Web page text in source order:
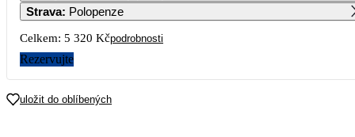
5
2 660
6 7
2 660
8 9 10 11
2 660 2 660 2 660 2 660 2 660 2 660
19
Strava: Polopenze
Celkem: 5 320 Kčpodrobnosti
Rezervujte
uložit do oblíbených